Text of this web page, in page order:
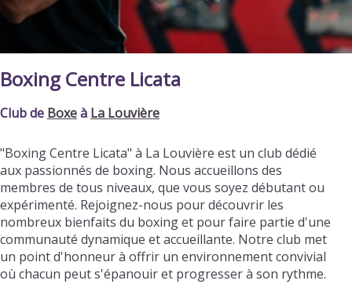
Boxing Centre Licata
Club de Boxeà La Louvière
"Boxing Centre Licata" à La Louvière est un club dédié
aux passionnés de boxing. Nous accueillons des
membres de tous niveaux, que vous soyez débutant ou
expérimenté. Rejoignez-nous pour découvrir les
nombreux bienfaits du boxing et pour faire partie d'une
communauté dynamique et accueillante. Notre club met
un point d'honneur à offrir un environnement convivial
où chacun peut s'épanouir et progresser à son rythme.